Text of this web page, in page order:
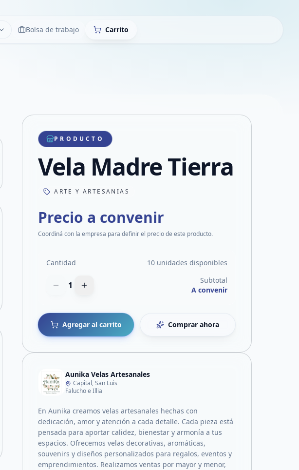
LimpiarBolsa de trabajo Carrito
producto
por WhatsApp
por mail
en Facebook
PRODUCTO
Vela Madre Tierra
ARTE Y ARTESANIAS
Precio a convenir
Coordiná con la empresa para definir el precio de este producto.
Cantidad 10 unidades disponibles
1
Subtotal
A convenir
Agregar al carrito Comprar ahora
Aunika Velas Artesanales
Capital, San Luis
Falucho e Illia
En Aunika creamos velas artesanales hechas con
dedicación, amor y atención a cada detalle. Cada pieza está
pensada para aportar calidez, bienestar y armonía a tus
espacios. Ofrecemos velas decorativas, aromáticas,
souvenirs y diseños personalizados para regalos, eventos y
emprendimientos. Realizamos ventas por mayor y menor,